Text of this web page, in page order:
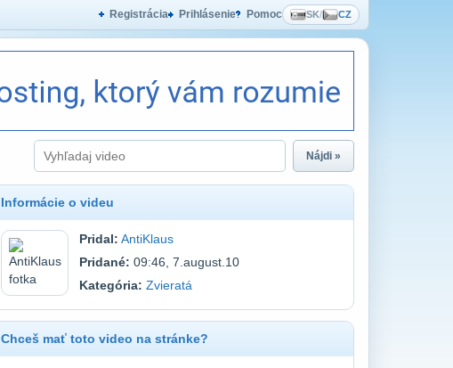
Registrácia Prihlásenie Pomoc SK/ CZ
Nájdi »
Informácie o videu
Pridal: AntiKlaus
Pridané: 09:46, 7.august.10
Kategória: Zvieratá
Chceš mať toto video na stránke?